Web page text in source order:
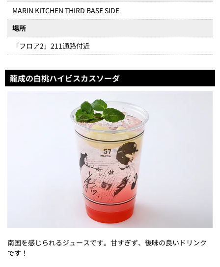
MARIN KITCHEN THIRD BASE SIDE
場所
「フロア2」211通路付近
龍成の白桃ハイビスカスソーダ
南国を感じられるジュースです。甘すぎず、後味の良いドリンク
です！